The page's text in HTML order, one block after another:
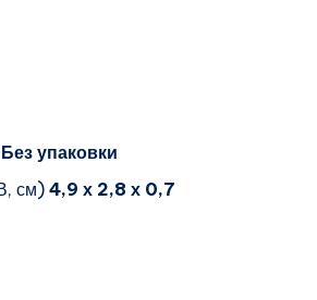
Без упаковки
см) 4,9 х 2,8 х 0,7